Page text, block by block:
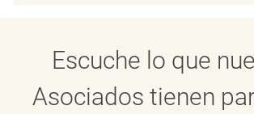
Escuche lo que
Asociados tienen